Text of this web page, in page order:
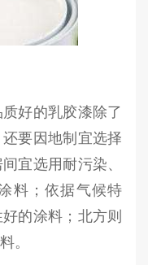
好的乳胶漆除了
要因地制宜选择
宜选用耐污染、
料；依据气候特
的涂料；北方则
。